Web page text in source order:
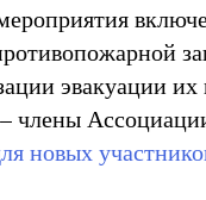
эвакуации
члены
новых